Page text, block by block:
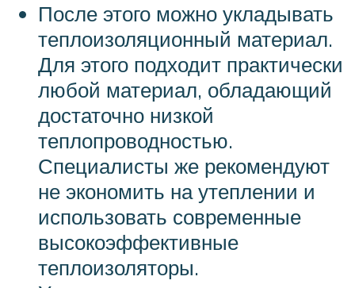
После этого можно укладывать
теплоизоляционный материал.
Для этого подходит практически
любой материал, обладающий
достаточно низкой
теплопроводностью.
Специалисты же рекомендуют
не экономить на утеплении и
использовать современные
высокоэффективные
теплоизоляторы.